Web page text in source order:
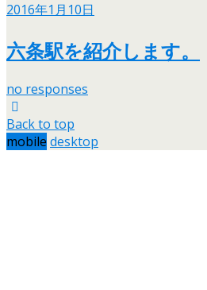
2016年1月10日
六条駅を紹介します。
no responses
Back to top
mobile desktop